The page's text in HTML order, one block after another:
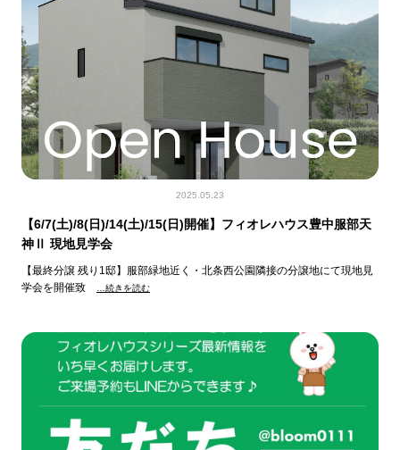
2025.05.23
【6/7(土)/8(日)/14(土)/15(日)開催】フィオレハウス豊中服部天
神Ⅱ 現地見学会
【最終分譲 残り1邸】服部緑地近く・北条西公園隣接の分譲地にて現地見
学会を開催致
…続きを読む